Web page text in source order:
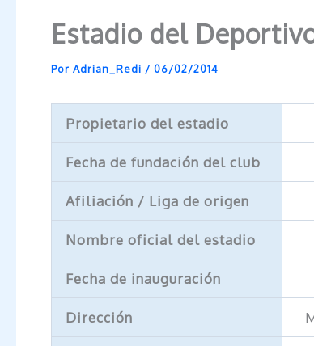
Estadio del
Por Adrian_Redi / 06/02/2014
Propietario del estadio
Fecha de fundación del club
Afiliación / Liga de origen
Nombre oficial del estadio
Fecha de inauguración
Dirección